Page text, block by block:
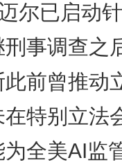
尔已启动
事调查之
前曾推动
特别立法
全美AI监